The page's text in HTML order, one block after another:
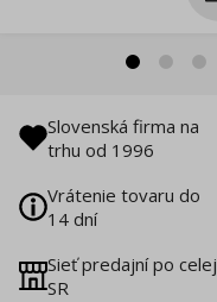
Slovenská firma na
trhu od 1996
Vrátenie tovaru do
14 dní
Sieť predajní po celej
SR